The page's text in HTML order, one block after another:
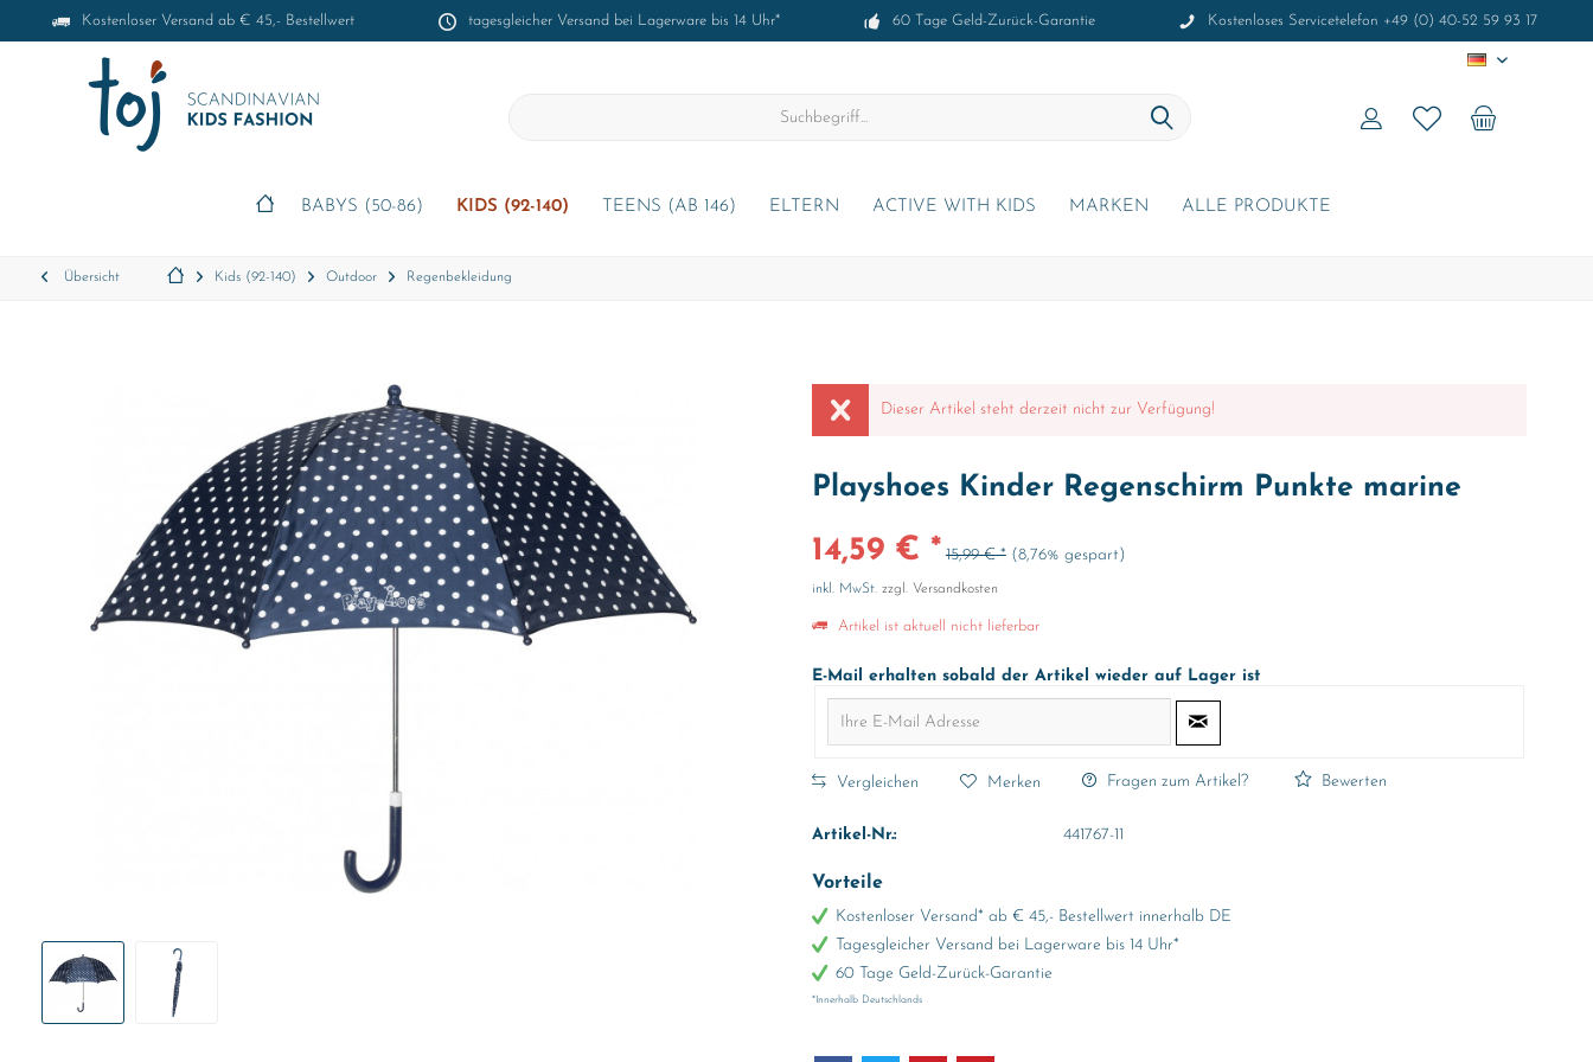
Kostenloser Versand ab € 45,- Bestellwert tagesgleicher Versand bei Lagerware bis 14 Uhr* 60 Tage Geld-Zurück-Garantie Kostenloses Servicetelefon +49 (0) 40-52 59 93 17
DE
BABYS (50-86) KIDS (92-140) TEENS (AB 146) ELTERN ACTIVE WITH KIDS MARKEN ALLE PRODUKTE
Übersicht Kids (92-140) Outdoor Regenbekleidung
Dieser Artikel steht derzeit nicht zur Verfügung!
Playshoes Kinder Regenschirm Punkte marine
14,59 € * 15,99 € * (8,76% gespart)
inkl. MwSt. zzgl. Versandkosten
Artikel ist aktuell nicht lieferbar
E-Mail erhalten sobald der Artikel wieder auf Lager ist
Vergleichen Merken Fragen zum Artikel? Bewerten
Artikel-Nr.: 441767-11
Vorteile
Kostenloser Versand* ab € 45,- Bestellwert innerhalb DE
Tagesgleicher Versand bei Lagerware bis 14 Uhr*
60 Tage Geld-Zurück-Garantie
*Innerhalb Deutschlands